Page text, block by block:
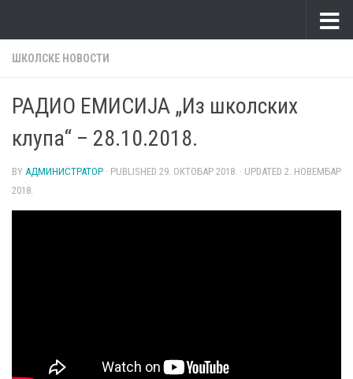
ШКОЛСКЕ НОВОСТИ
РАДИО ЕМИСИЈА „Из школских
клупа“ – 28.10.2018.
BY АДМИНИСТРАТОР · PUBLISHED 29. ОКТОБАР 2018. · UPDATED 2. НОВЕМБАР
2018.